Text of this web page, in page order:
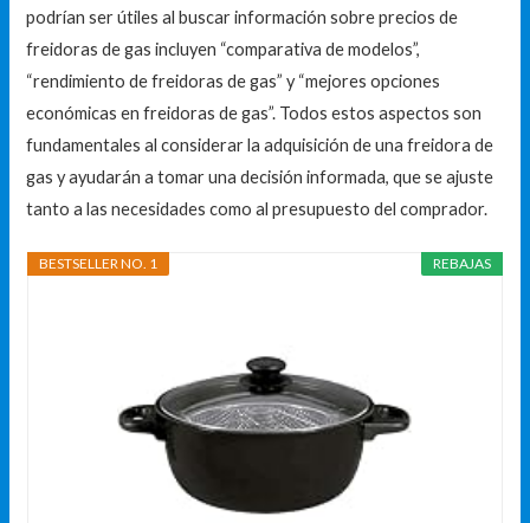
podrían ser útiles al buscar información sobre precios de
freidoras de gas incluyen “comparativa de modelos”,
“rendimiento de freidoras de gas” y “mejores opciones
económicas en freidoras de gas”. Todos estos aspectos son
fundamentales al considerar la adquisición de una freidora de
gas y ayudarán a tomar una decisión informada, que se ajuste
tanto a las necesidades como al presupuesto del comprador.
REBAJAS
BESTSELLER NO. 1